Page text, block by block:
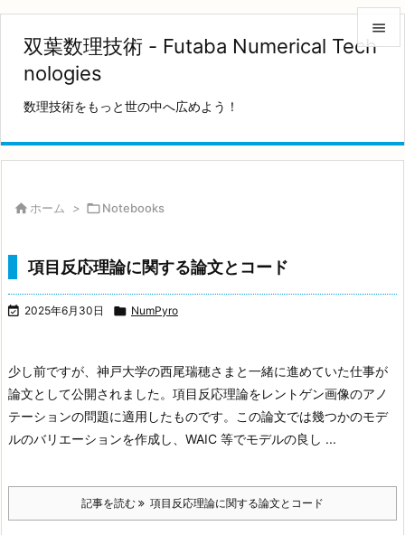
双葉数理技術 - Futaba Numerical Tech
nologies
数理技術をもっと世の中へ広めよう！


 ホーム > Notebooks
項目反応理論に関する論文とコード
 2025年6月30日  NumPyro
少し前ですが、神戸大学の西尾瑞穂さまと一緒に進めていた仕事が
論文として公開されました。項目反応理論をレントゲン画像のアノ
テーションの問題に適用したものです。この論文では幾つかのモデ
ルのバリエーションを作成し、WAIC 等でモデルの良し ...
記事を読む 項目反応理論に関する論文とコード